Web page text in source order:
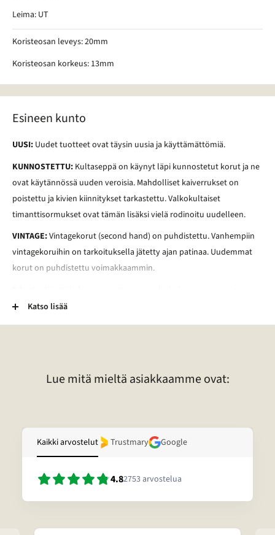
Leima: UT
Koristeosan leveys: 20mm
Koristeosan korkeus: 13mm
Esineen kunto
UUSI: Uudet tuotteet ovat täysin uusia ja käyttämättömiä.
KUNNOSTETTU: Kultaseppä on käynyt läpi kunnostetut korut ja ne
ovat käytännössä uuden veroisia. Mahdolliset kaiverrukset on
poistettu ja kivien kiinnitykset tarkastettu. Valkokultaiset
timanttisormukset ovat tämän lisäksi vielä rodinoitu uudelleen.
VINTAGE:Vintagekorut (second hand) on puhdistettu. Vanhempiin
vintagekoruihin on tarkoituksella jätetty ajan patinaa. Uudemmat
korut on puhdistettu voimakkaammin.
Esineessä voi esimerkiksi olla kaiverrus, vääntymä, painauma tai
tummentuma. Pronssikoruissa voi esimerkiksi olla kulunut
Katso lisää
Lue mitä mieltä asiakkaamme ovat:
Kaikki arvostelut Trustmary Google
4.82753arvostelua